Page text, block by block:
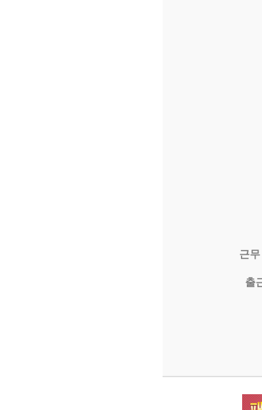
근
출